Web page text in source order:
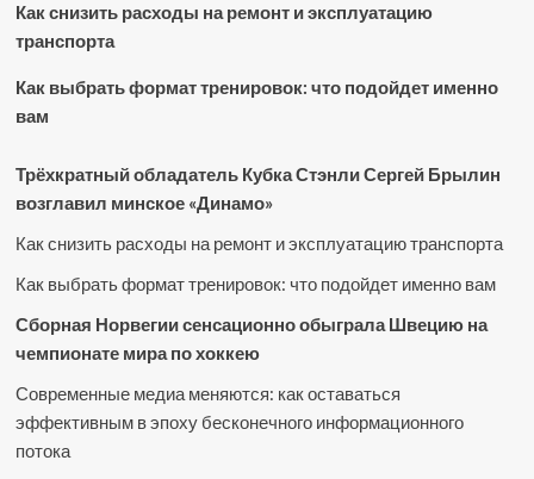
Как снизить расходы на ремонт и эксплуатацию
транспорта
Как выбрать формат тренировок: что подойдет именно
вам
Трёхкратный обладатель Кубка Стэнли Сергей Брылин
возглавил минское «Динамо»
Как снизить расходы на ремонт и эксплуатацию транспорта
Как выбрать формат тренировок: что подойдет именно вам
Сборная Норвегии сенсационно обыграла Швецию на
чемпионате мира по хоккею
Современные медиа меняются: как оставаться
эффективным в эпоху бесконечного информационного
потока